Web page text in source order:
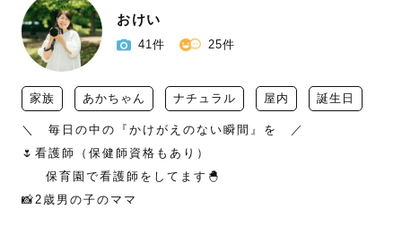
おけい
41件 25件
家族 あかちゃん ナチュラル 屋内 誕生日
＼　毎日の中の『かけがえのない瞬間』を　／
🌷看護師（保健師資格もあり）
保育園で看護師をしてます🐣
📸2歳男の子のママ